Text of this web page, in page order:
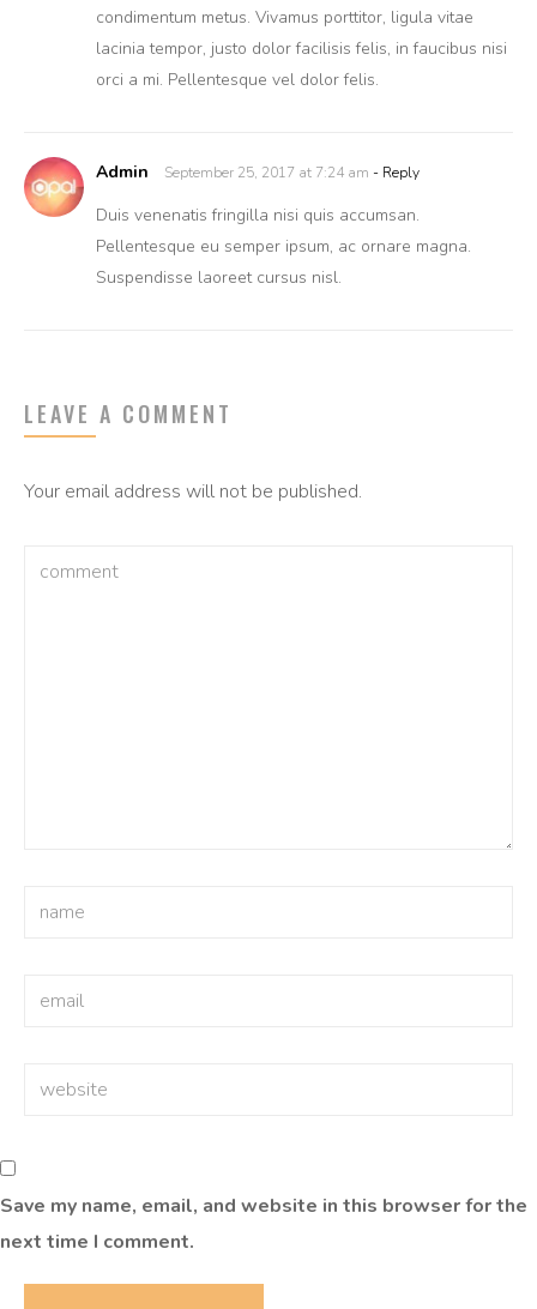
condimentum metus. Vivamus porttitor, ligula vitae
lacinia tempor, justo dolor facilisis felis, in faucibus nisi
orci a mi. Pellentesque vel dolor felis.
Admin September 25, 2017 at 7:24 am - Reply
Duis venenatis fringilla nisi quis accumsan.
Pellentesque eu semper ipsum, ac ornare magna.
Suspendisse laoreet cursus nisl.
LEAVE A COMMENT
Your email address will not be published.
Save my name, email, and website in this browser for the
next time I comment.